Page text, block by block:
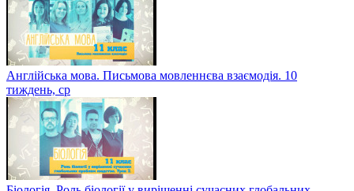
Англійська мова. Письмова мовленнєва взаємодія. 10
тиждень, ср